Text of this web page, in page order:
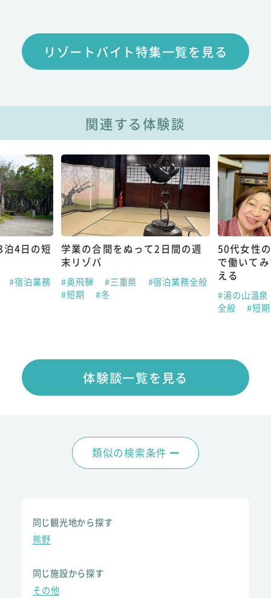
リゾートバイト特集一覧を見る
関連する体験談
4日の短
#宿泊業務
学業の合間をぬって2日間の週
末リゾバ
#奥飛騨 #三重県
#宿泊業務全般
#短期
#冬
50代女性
で働いて
える
#湯の山温泉
全般
#短
体験談一覧を見る
類似の検索条件
同じ観光地から探す
熊野
同じ施設から探す
その他